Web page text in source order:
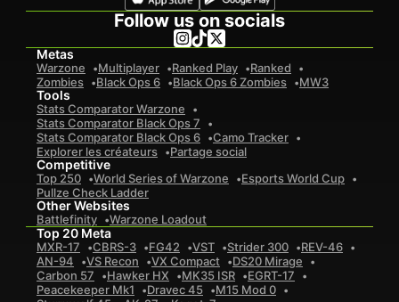
Follow us on socials
Metas
Warzone Multiplayer Ranked Play
Ranked
Zombies
Black Ops 6 Black Ops 6 Zombies MW3
Tools
Stats Comparator Warzone
Stats Comparator Black Ops 7
Stats Comparator Black Ops 6
Camo Tracker
Explorer les créateurs
Partage social
Competitive
Top 250 World Series of Warzone
Esports World Cup
Pullze Check Ladder
Other Websites
Battlefinity Warzone Loadout
Top 20 Meta
MXR-17 CBRS-3 FG42 VST Strider 300
REV-46
AN-94
VS Recon VX Compact
DS20 Mirage
Carbon 57
Hawker HX MK35 ISR
EGRT-17
Peacekeeper Mk1
Dravec 45
M15 Mod 0